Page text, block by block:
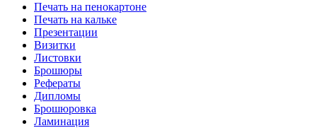
Печать на пенокартоне
Печать на кальке
Презентации
Визитки
Листовки
Брошюры
Рефераты
Дипломы
Брошюровка
Ламинация